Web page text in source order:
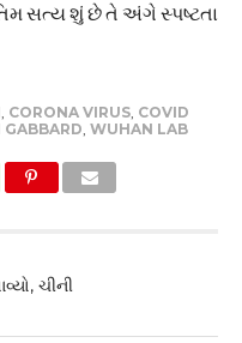
સત્ય શું છે તે અંગે સ્પષ્ટતા
, CORONA VIRUS, COVID
GABBARD, WUHAN LAB
ચીની